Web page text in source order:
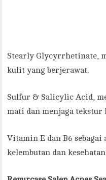
Stearly Glycyrrhetinate,
kulit yang berjerawat.
Sulfur & Salicylic Acid,
mati dan menjaga tekstur
Vitamin E dan B6
kelembutan dan